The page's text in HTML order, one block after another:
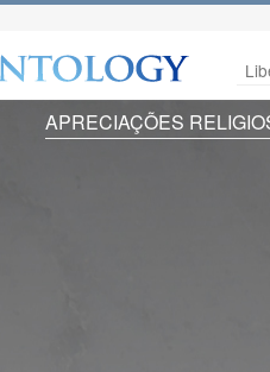
APRECIAÇÕES